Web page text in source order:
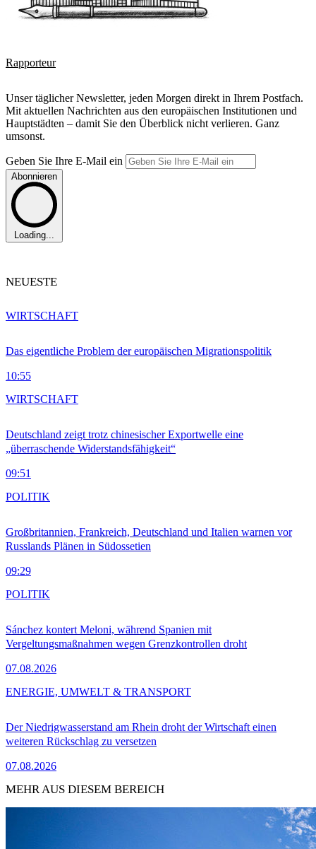
Rapporteur
Unser täglicher Newsletter, jeden Morgen direkt in Ihrem Postfach.
Mit aktuellen Nachrichten aus den europäischen Institutionen und
Hauptstädten – damit Sie den Überblick nicht verlieren. Ganz
umsonst.
Geben Sie Ihre E-Mail ein
Abonnieren
Loading...
NEUESTE
Das eigentliche Problem der europäischen Migrationspolitik
10:55
WIRTSCHAFT
Deutschland zeigt trotz chinesischer Exportwelle eine
„überraschende Widerstandsfähigkeit“
09:51
WIRTSCHAFT
Großbritannien, Frankreich, Deutschland und Italien warnen vor
Russlands Plänen in Südossetien
09:29
POLITIK
Sánchez kontert Meloni, während Spanien mit
Vergeltungsmaßnahmen wegen Grenzkontrollen droht
07.08.2026
POLITIK
Der Niedrigwasserstand am Rhein droht der Wirtschaft einen
weiteren Rückschlag zu versetzen
07.08.2026
ENERGIE, UMWELT & TRANSPORT
MEHR AUS DIESEM BEREICH